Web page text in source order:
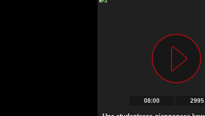
08:00 2995